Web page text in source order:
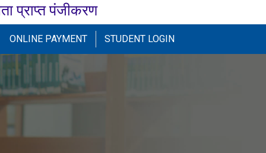
प्राप्त पंजीकरण
ONLINE PAYMENT STUDENT LOGIN